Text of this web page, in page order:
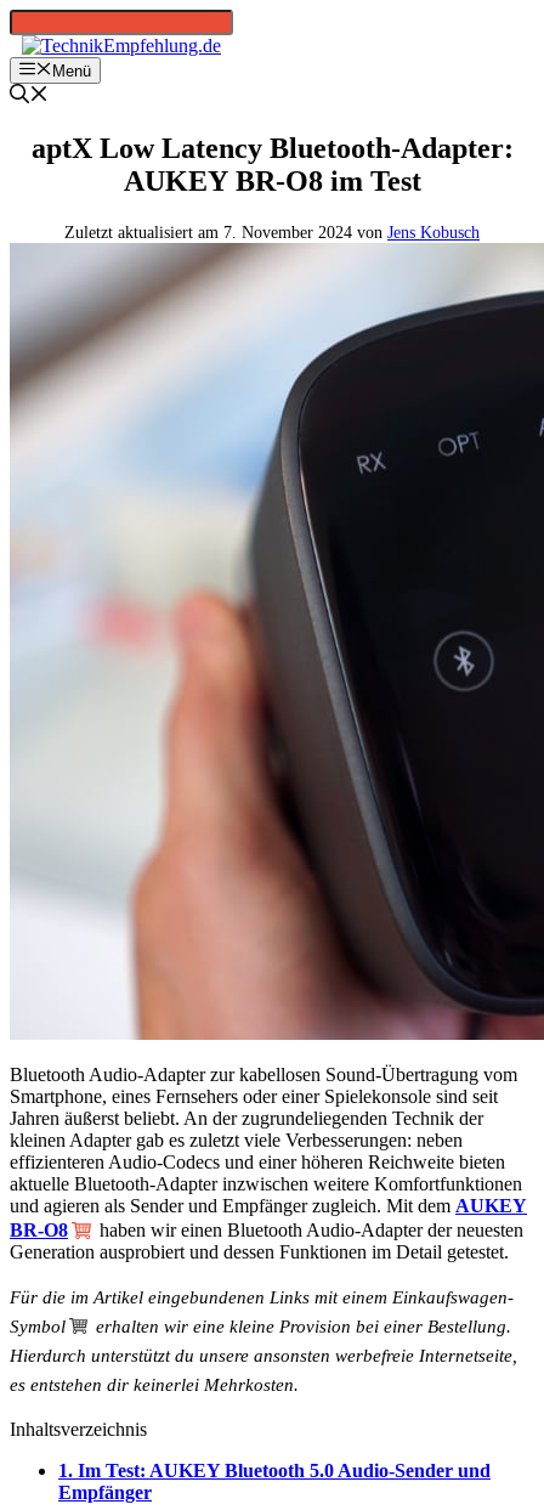
Zum
Inhalt
springenMenü
aptX Low Latency Bluetooth-Adapter:
AUKEY BR‑O8 im Test
7. November 2024 von Jens Kobusch
Bluetooth Audio-Adapter zur kabellosen Sound-Übertragung vom
Smartphone, eines Fernsehers oder einer Spielekonsole sind seit
Jahren äußerst beliebt. An der zugrundeliegenden Technik der
kleinen Adapter gab es zuletzt viele Verbesserungen: neben
effizienteren Audio-Codecs und einer höheren Reichweite bieten
aktuelle Bluetooth-Adapter inzwischen weitere Komfortfunktionen
und agieren als Sender und Empfänger zugleich. Mit dem AUKEY
BR-O8
haben wir einen Bluetooth Audio-Adapter der neuesten
Generation ausprobiert und dessen Funktionen im Detail getestet.
Für die im Artikel eingebundenen Links mit einem Einkaufswagen-
Symbol
erhalten wir eine kleine Provision bei einer Bestellung.
Hierdurch unterstützt du unsere ansonsten werbefreie Internetseite,
es entstehen dir keinerlei Mehrkosten.
Inhaltsverzeichnis
1. Im Test: AUKEY Bluetooth 5.0 Audio-Sender und
Empfänger